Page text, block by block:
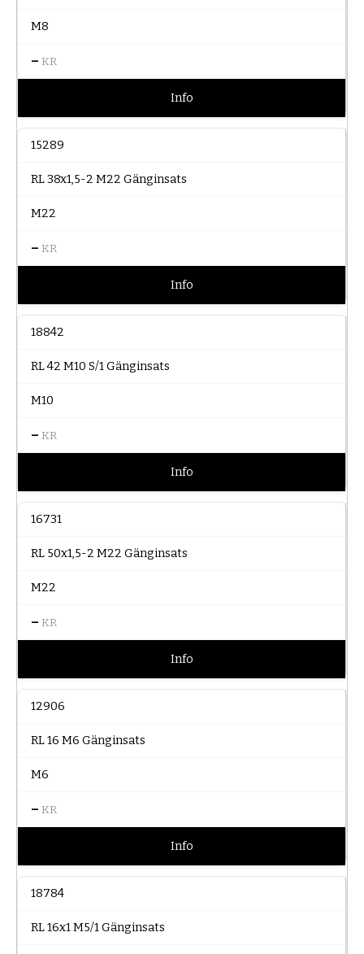
M8
– KR
Info
15289
RL 38x1,5-2 M22 Gänginsats
M22
– KR
Info
18842
RL 42 M10 S/1 Gänginsats
M10
– KR
Info
16731
RL 50x1,5-2 M22 Gänginsats
M22
– KR
Info
12906
RL 16 M6 Gänginsats
M6
– KR
Info
18784
RL 16x1 M5/1 Gänginsats